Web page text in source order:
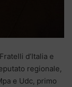
d’Italia e
regionale,
e Udc, primo